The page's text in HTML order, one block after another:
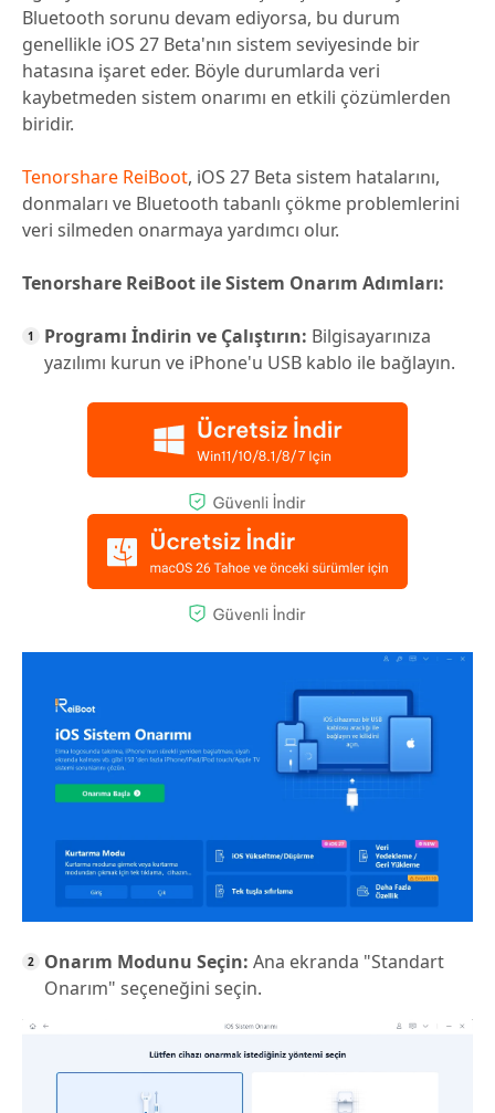
Bluetooth sorunu devam ediyorsa, bu durum
genellikle iOS 27 Beta'nın sistem seviyesinde bir
hatasına işaret eder. Böyle durumlarda veri
kaybetmeden sistem onarımı en etkili çözümlerden
biridir.
Tenorshare ReiBoot, iOS 27 Beta sistem hatalarını,
donmaları ve Bluetooth tabanlı çökme problemlerini
veri silmeden onarmaya yardımcı olur.
Tenorshare ReiBoot ile Sistem Onarım Adımları:
Programı İndirin ve Çalıştırın: Bilgisayarınıza
yazılımı kurun ve iPhone'u USB kablo ile bağlayın.
Onarım Modunu Seçin: Ana ekranda "Standart
Onarım" seçeneğini seçin.